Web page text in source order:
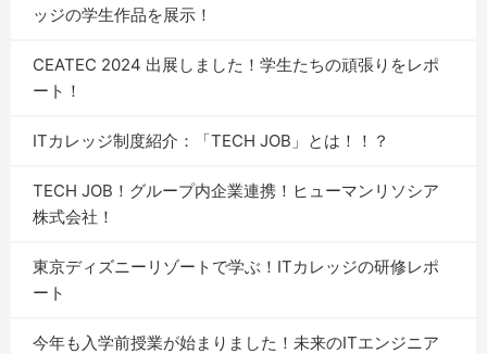
ッジの学生作品を展示！
CEATEC 2024 出展しました！学生たちの頑張りをレポ
ート！
ITカレッジ制度紹介：「TECH JOB」とは！！？
TECH JOB！グループ内企業連携！ヒューマンリソシア
株式会社！
東京ディズニーリゾートで学ぶ！ITカレッジの研修レポ
ート
今年も入学前授業が始まりました！未来のITエンジニア